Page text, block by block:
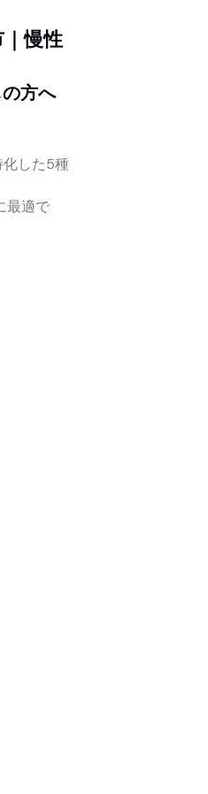
慢性
方へ
化した5種
最適で